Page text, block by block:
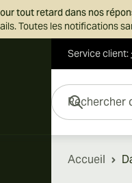
tout retard dans nos
Toutes les notifications
Service client:
Rechercher des
Accueil